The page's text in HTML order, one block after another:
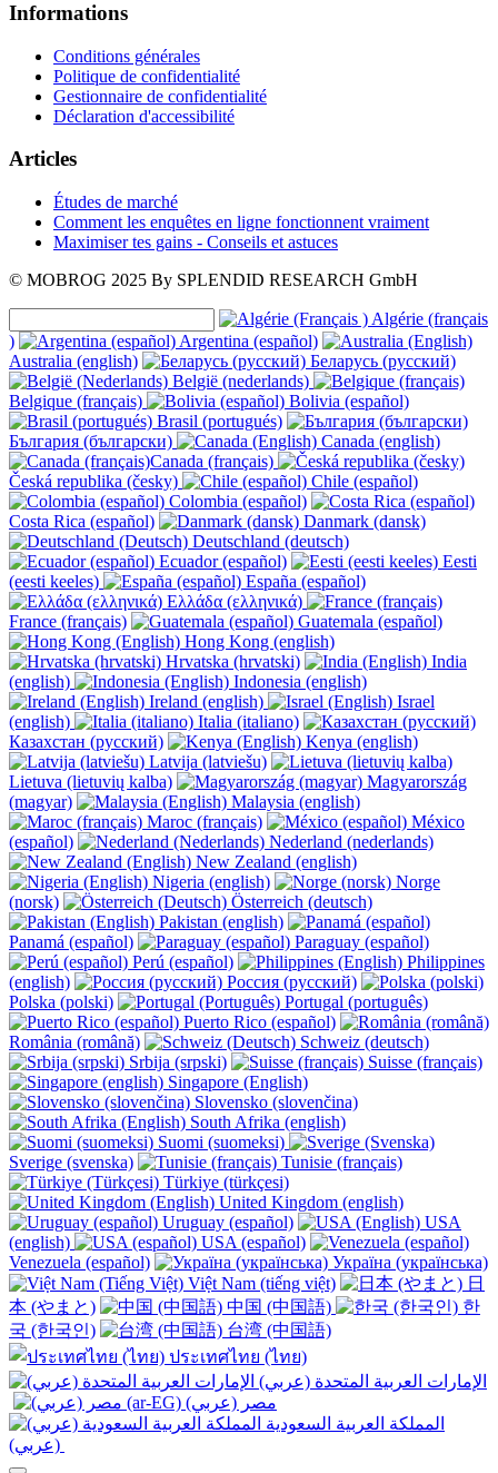
Informations
Conditions générales
Politique de confidentialité
Gestionnaire de confidentialité
Déclaration d'accessibilité
Articles
Études de marché
Comment les enquêtes en ligne fonctionnent vraiment
Maximiser tes gains - Conseils et astuces
© MOBROG 2025 By SPLENDID RESEARCH GmbH
Algérie (français
)
Argentina (español)
Australia (english)
Беларусь (русский)
België (nederlands)
Belgique (français)
Bolivia (español)
Brasil (portugués)
България (български)
Canada (english)
Canada (français)
Česká republika (česky)
Chile (español)
Colombia (español)
Costa Rica (español)
Danmark (dansk)
Deutschland (deutsch)
Ecuador (español)
Eesti
(eesti keeles)
España (español)
Ελλάδα (ελληνικά)
France (français)
Guatemala (español)
Hong Kong (english)
Hrvatska (hrvatski)
India
(english)
Indonesia (english)
Ireland (english)
Israel
(english)
Italia (italiano)
Казахстан (русский)
Kenya (english)
Latvija (latviešu)
Lietuva (lietuvių kalba)
Magyarország
(magyar)
Malaysia (english)
Maroc (français)
México
(español)
Nederland (nederlands)
New Zealand (english)
Nigeria (english)
Norge
(norsk)
Österreich (deutsch)
Pakistan (english)
Panamá (español)
Paraguay (español)
Perú (español)
Philippines
(english)
Россия (русский)
Polska (polski)
Portugal (português)
Puerto Rico (español)
România (română)
Schweiz (deutsch)
Srbija (srpski)
Suisse (français)
Singapore (English)
Slovensko (slovenčina)
South Afrika (english)
Suomi (suomeksi)
Sverige (svenska)
Tunisie (français)
Türkiye (türkçesi)
United Kingdom (english)
Uruguay (español)
USA
(english)
USA (español)
Venezuela (español)
Україна (українська)
Việt Nam (tiếng việt)
日
本 (やまと)
中国 (中国語)
한
국 (한국인)
台湾 (中国語)
ประเทศไทย (ไทย)